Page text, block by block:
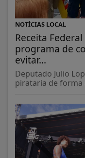
NOTÍCIAS LOCAL
Receita
programa de
evitar...
Deputado Julio
pirataria de forma